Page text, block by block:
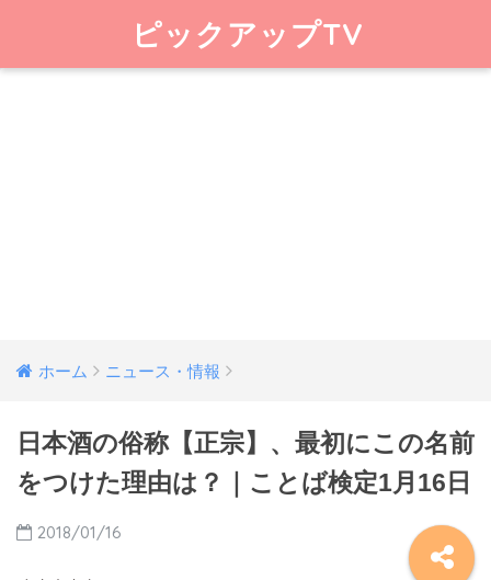
ピックアップTV
ホーム ニュース・情報
日本酒の俗称【正宗】、最初にこの名前
をつけた理由は？｜ことば検定1月16日
2018/01/16